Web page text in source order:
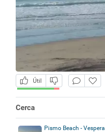
Útil
Cerca
Pismo Beach - Vespera